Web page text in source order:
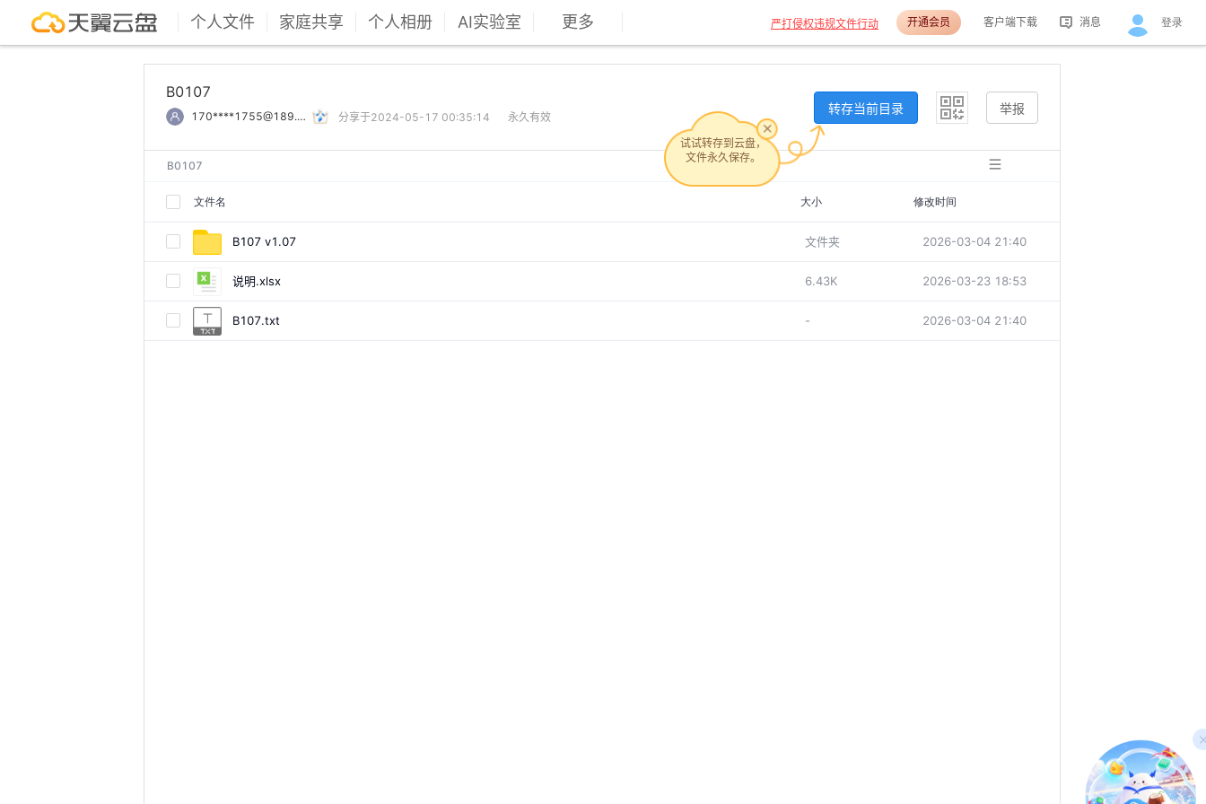
个人文件 家庭共享 个人相册 AI实验室 更多 严打侵权违规文件行动 开通会员 客户端下载 消息
分享消息
登录
B0107
170****1755@189.cn 分享于2024-05-17 00:35:14 永久有效
转存当前目录
试试转存到云盘，
文件永久保存。
举报
B0107
文件名 大小 修改时间
B107 v1.07 文件夹 2026-03-04 21:40
说明.xlsx 6.43K 2026-03-23 18:53
B107.txt - 2026-03-04 21:40